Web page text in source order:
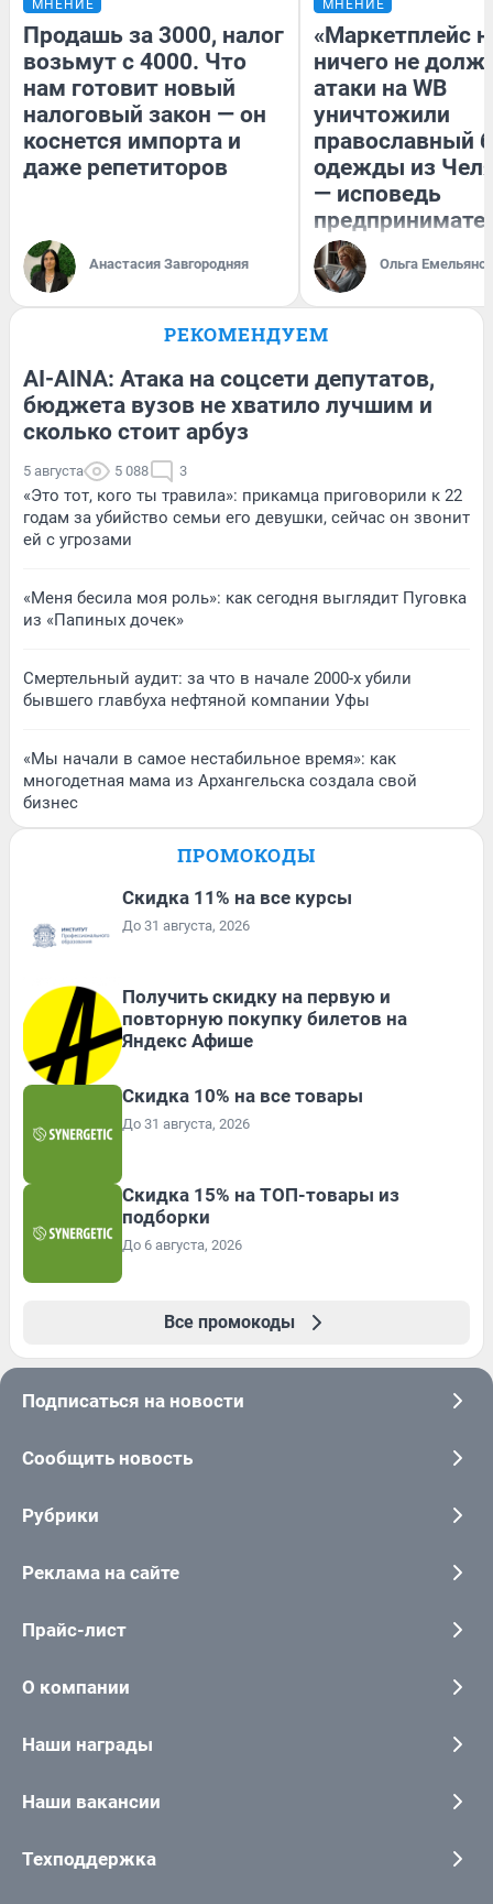
МНЕНИЕ
Продашь за 3000, налог
возьмут с 4000. Что
нам готовит новый
налоговый закон — он
коснется импорта и
даже репетиторов
Анастасия Завгородняя
МНЕНИЕ
«Маркетплейс
ничего не
атаки на WB
уничтожили
православный
одежды из
— исповедь
Ольга
РЕКОМЕНДУЕМ
AI-AINA: Атака на соцсети депутатов,
бюджета вузов не хватило лучшим и
сколько стоит арбуз
5 августа 5 088 3
«Это тот, кого ты травила»: прикамца приговорили к 22
годам за убийство семьи его девушки, сейчас он звонит
ей с угрозами
«Меня бесила моя роль»: как сегодня выглядит Пуговка
из «Папиных дочек»
Смертельный аудит: за что в начале 2000-х убили
бывшего главбуха нефтяной компании Уфы
«Мы начали в самое нестабильное время»: как
многодетная мама из Архангельска создала свой
бизнес
ПРОМОКОДЫ
Скидка 11% на все курсы
До 31 августа, 2026
Получить скидку на первую и
повторную покупку билетов на
Яндекс Афише
Скидка 10% на все товары
До 31 августа, 2026
Скидка 15% на ТОП-товары из
подборки
До 6 августа, 2026
Все промокоды
Подписаться на новости
Сообщить новость
Рубрики
Реклама на сайте
Прайс-лист
О компании
Наши награды
Наши вакансии
Техподдержка